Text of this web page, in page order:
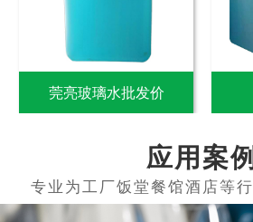
莞亮玻璃水批发价
应用案例